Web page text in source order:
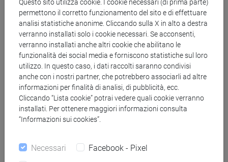
patio a la manera de un caravansary. No lo reconocí
entre los soldados y caballeros que se retorcían o
languidecían preñados por las heridas de la guerra o
las pestes. Al fondo, en un bello patio protegido por
almendros, y reservado, según me habían dicho, para
los peregrinos alucinados por el sol, lo vi sentado en un
escaño de madera. Reía salvaje y atronadoramente
mirando con furia en dirección a los infieles. Pronto
sintió mi presencia y volteó para mirarme. En sus ojos
“No era aquí”, y desapareció, devorado por los
Questo sito utilizza cookie. I cookie necessari (di prima parte)
permettono il corretto funzionamento del sito e di effettuare
analisi statistiche anonime. Cliccando sulla X in alto a destra
verranno installati solo i cookie necessari. Se acconsenti,
verranno installati anche altri cookie che abilitano le
funzionalità dei social media e forniscono statistiche sul loro
utilizzo. In questo caso, i dati raccolti saranno condivisi
anche con i nostri partner, che potrebbero associarli ad altre
informazioni per finalità di analisi, di pubblicità, ecc.
Cliccando “Lista cookie” potrai vedere quali cookie verranno
installati. Per ottenere maggiori informazioni consulta
“Informazioni sui cookies”.
Necessari
Facebook - Pixel